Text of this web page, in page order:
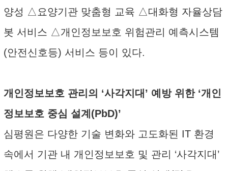
양성 △요양기관 맞춤형 교육 △대화형 자율상담
봇 서비스 △개인정보보호 위험관리 예측시스템
(안전신호등) 서비스 등이 있다.
개인정보보호 관리의 ‘사각지대’ 예방 위한 ‘개인
정보보호 중심 설계(PbD)’
심평원은 다양한 기술 변화와 고도화된 IT 환경
속에서 기관 내 개인정보보호 및 관리 ‘사각지대’